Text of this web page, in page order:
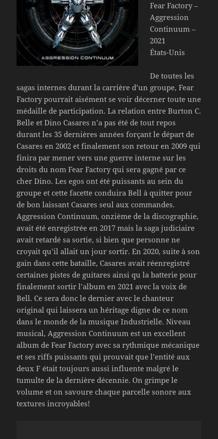
Fear Factory –
Aggression
Continuum –
2021
États-Unis
De toutes les
sagas internes durant la carrière d’un groupe, Fear
Factory pourrait aisément se voir décerner toute une
médaille de participation. La relation entre Burton C.
Belle et Dino Casares n’a pas été de tout repos
durant les 35 dernières années forçant le départ de
Casares en 2002 et finalement son retour en 2009 qui
finira par mener vers une guerre interne sur les
droits du nom Fear Factory qui sera gagné par ce
cher Dino. Les egos ont été puissants au sein du
groupe et cette facette conduira Bell à quitter pour
de bon laissant Casares seul aux commandes.
Aggression Continuum, onzième de la discographie,
avait été enregistrée en 2017 mais la saga judiciaire
avait retardé sa sortie, si bien que personne ne
croyait qu’il allait un jour sortir. En 2020, suite à son
gain dans cette bataille, Casares avait réenregistré
certaines pistes de guitares ainsi qu la batterie pour
finalement sortir l’album en 2021 avec la voix de
Bell. Ce sera donc le dernier avec le chanteur
original qui laissera un héritage digne de ce nom
dans le monde de la musique Industrielle. Niveau
musical, Aggression Continuum est un excellent
album de Fear Factory avec sa rythmique mécanique
et ses riffs puissants qui prouvait que l’entité aux
deux F était toujours aussi influente malgré le
tumulte de la dernière décennie. On grimpe le
volume et on savoure chaque parcelle sonore aux
textures incroyables!